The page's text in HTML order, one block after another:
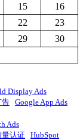
15
16
22
23
29
30
Display Ads
告 Google App Ads
Ads
量认证
HubSpot